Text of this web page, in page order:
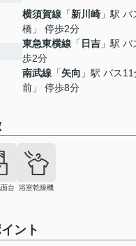
横須賀線 「新川崎 」駅
橋」 停歩2分
東急東横線 「 日吉 」駅
歩2分
南武線 「矢向 」駅 バス
前」 停歩8分
台 浴室乾燥機
ント